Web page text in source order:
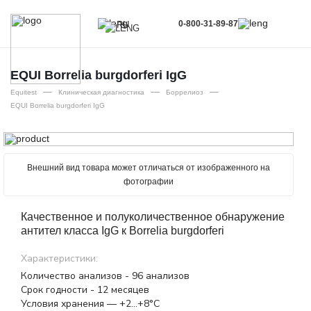
RU
EN
RU
0-800-31-89-87
EQUI Borrelia burgdorferi IgG
Equitest — Клиническая диагностика — Боррелиоз —
EQUI Borrelia burgdorferi IgG
Внешний вид товара может отличаться от изображенного на
фотографии
Качественное и полуколичественное обнаружение
антител класса IgG к Borrelia burgdorferi
Характеристики:
Количество анализов - 96 анализов
Срок годности - 12 месяцев
Условия хранения — +2…+8°С